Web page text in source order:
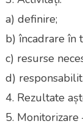
a) definire;
b) încadrare în
c) resurse
d)
4. Rezultate
5. Monitorizare